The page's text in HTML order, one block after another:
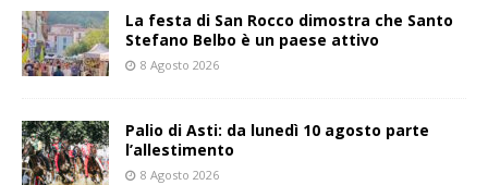
La festa di San Rocco dimostra che Santo
Stefano Belbo è un paese attivo
8 Agosto 2026
Palio di Asti: da lunedì 10 agosto parte
l’allestimento
8 Agosto 2026